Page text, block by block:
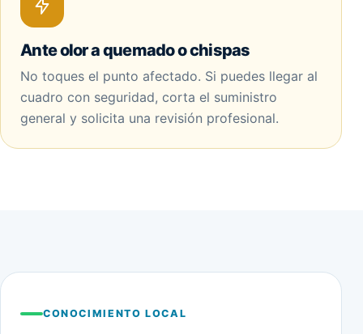
Ante olor a quemado o chispas
No toques el punto afectado. Si puedes llegar al
cuadro con seguridad, corta el suministro
general y solicita una revisión profesional.
CONOCIMIENTO LOCAL